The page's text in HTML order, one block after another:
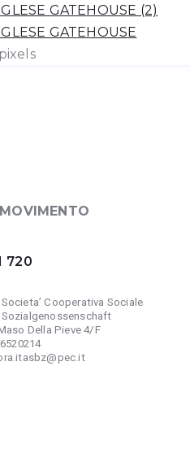
GATEHOUSE (2)
GATEHOUSE
pixels
720
Cooperativa Sociale
Della Pieve 4/F